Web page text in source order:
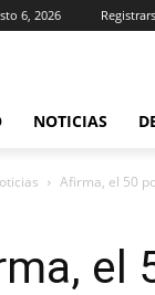
6, 2026
NOTICIAS
Afirma, el 50
el